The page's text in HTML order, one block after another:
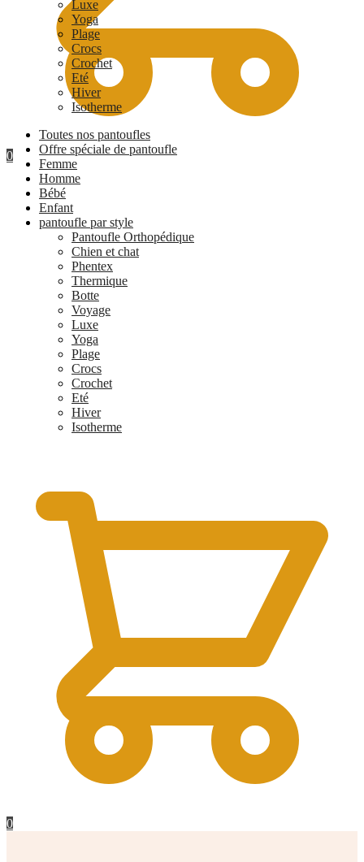
0
Luxe
Yoga
Plage
Crocs
Crochet
Eté
Hiver
Isotherme
Toutes nos pantoufles
Offre spéciale de pantoufle
Femme
Homme
Bébé
Enfant
pantoufle par style
Pantoufle Orthopédique
Chien et chat
Phentex
Thermique
Botte
Voyage
Luxe
Yoga
Plage
Crocs
Crochet
Eté
Hiver
Isotherme
0